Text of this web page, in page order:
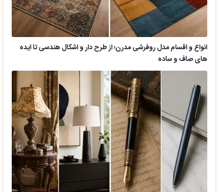
انواع و اقسام مدل روفرشی مدرن؛ از طرح دار و اشکال هندسی تا ایده
های صاف و ساده